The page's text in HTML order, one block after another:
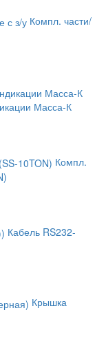
Компл. части/
Масса-К
Компл.
Кабель RS232-
Крышка